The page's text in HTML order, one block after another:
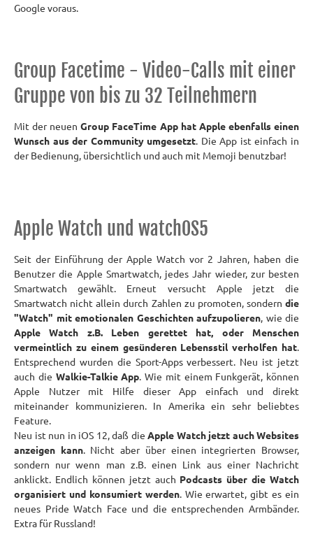
Google voraus.
Group Facetime - Video-Calls mit einer
Gruppe von bis zu 32 Teilnehmern
Mit der neuenGroup FaceTime App hat Apple ebenfalls einen
Wunsch aus der Community umgesetzt. Die App ist einfach in
der Bedienung, übersichtlich und auch mit Memoji benutzbar!
Apple Watch und watchOS5
Seit der Einführung der Apple Watch vor 2 Jahren, haben die
Benutzer die Apple Smartwatch, jedes Jahr wieder, zur besten
Smartwatch gewählt. Erneut versucht Apple jetzt die
Smartwatch nicht allein durch Zahlen zu promoten, sondern die
"Watch" mit emotionalen Geschichten aufzupolieren, wie die
Apple Watch z.B. Leben gerettet hat, oder Menschen
vermeintlich zu einem gesünderen Lebensstil verholfen hat.
Entsprechend wurden die Sport-Apps verbessert. Neu ist jetzt
auch die Walkie-Talkie App. Wie mit einem Funkgerät, können
Apple Nutzer mit Hilfe dieser App einfach und direkt
miteinander kommunizieren. In Amerika ein sehr beliebtes
Feature.
Neu ist nun in iOS 12, daß die Apple Watch jetzt auch Websites
anzeigen kann. Nicht aber über einen integrierten Browser,
sondern nur wenn man z.B. einen Link aus einer Nachricht
anklickt. Endlich können jetzt auch Podcasts über die Watch
organisiert und konsumiert werden. Wie erwartet, gibt es ein
neues Pride Watch Face und die entsprechenden Armbänder.
Extra für Russland!